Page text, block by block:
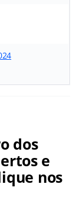
dos
e
nos